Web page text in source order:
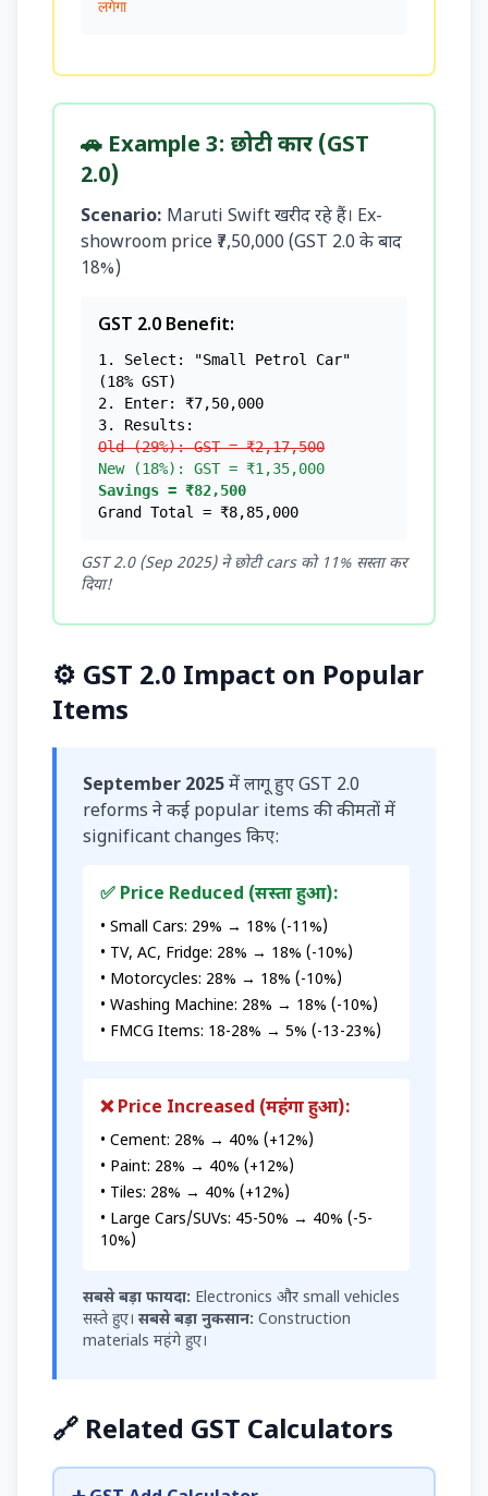
लगेगा
🚗 Example 3: छोटी कार (GST
2.0)
Scenario: Maruti Swift खरीद रहे हैं। Ex-
showroom price ₹7,50,000 (GST 2.0 के बाद
18%)
GST 2.0 Benefit:
1. Select: "Small Petrol Car"
(18% GST)
2. Enter: ₹7,50,000
3. Results:
Old (29%): GST = ₹2,17,500
New (18%): GST = ₹1,35,000
Savings = ₹82,500
Grand Total = ₹8,85,000
GST 2.0 (Sep 2025) ने छोटी cars को 11% सस्ता कर
दिया!
⚙️ GST 2.0 Impact on Popular
Items
September 2025में लागू हुए GST 2.0
reforms ने कई popular items की कीमतों में
significant changes किए:
✅ Price Reduced (सस्ता हुआ):
• Small Cars: 29% → 18% (-11%)
• TV, AC, Fridge: 28% → 18% (-10%)
• Motorcycles: 28% → 18% (-10%)
• Washing Machine: 28% → 18% (-10%)
• FMCG Items: 18-28% → 5% (-13-23%)
❌ Price Increased (महंगा हुआ):
• Cement: 28% → 40% (+12%)
• Paint: 28% → 40% (+12%)
• Tiles: 28% → 40% (+12%)
• Large Cars/SUVs: 45-50% → 40% (-5-
10%)
सबसे बड़ा फायदा: Electronics और small vehicles
सस्ते हुए। सबसे बड़ा नुकसान: Construction
materials महंगे हुए।
🔗 Related GST Calculators